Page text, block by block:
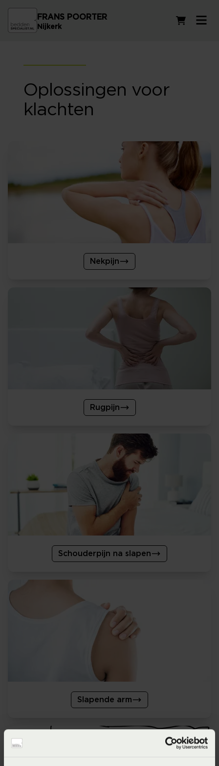
FRANS POORTER
Nijkerk
Oplossingen voor
klachten
Nekpijn
Rugpijn
Schouderpijn na slapen
Slapende arm